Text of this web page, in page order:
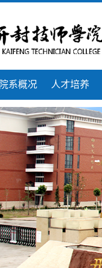
院系概况 人才培养